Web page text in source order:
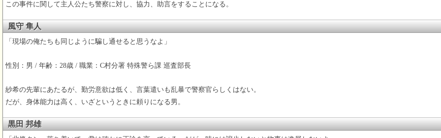
この事件に関して主人公たち警察に対し、協力、助言をすることになる。
風守 隼人
「現場の俺たちも同じように騙し通せると思うなよ」
性別：男 / 年齢：28歳 / 職業：C村分署 特殊警ら課 巡査部長
紗希の先輩にあたるが、勤労意欲は低く、言葉遣いも乱暴で警察官らしくはない。
だが、身体能力は高く、いざというときに頼りになる男。
黒田 邦雄